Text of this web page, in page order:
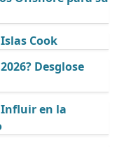
Cook
Desglose
Influir en la